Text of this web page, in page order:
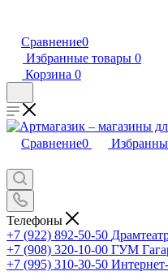
Сравнение0
Избранные товары 0
Корзина 0
Сравнение0
Телефоны
+7 (922) 892-50-50
+7 (908) 320-10-00 ГУМ
+7 (995) 310-30-50